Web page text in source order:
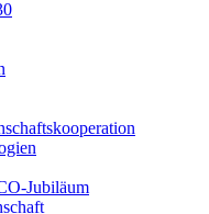
Jubiläum